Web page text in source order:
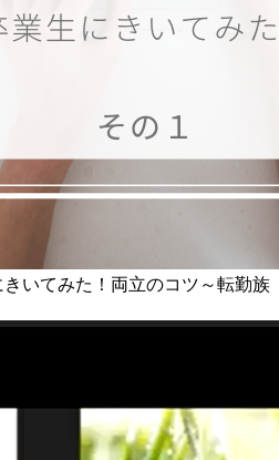
いてみた！両立のコツ～転勤族